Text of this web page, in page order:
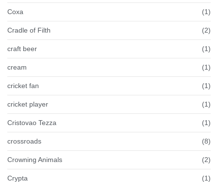
Coxa (1)
Cradle of Filth (2)
craft beer (1)
cream (1)
cricket fan (1)
cricket player (1)
Cristovao Tezza (1)
crossroads (8)
Crowning Animals (2)
Crypta (1)